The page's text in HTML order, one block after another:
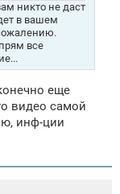
никто не даст
в вашем
все
еще
видео самой
инф-ции